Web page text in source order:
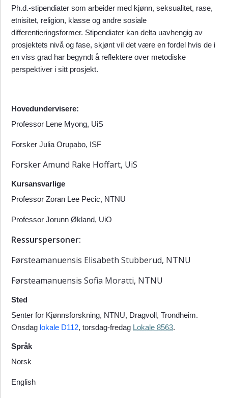
Ph.d.-stipendiater som arbeider med kjønn, seksualitet, rase,
etnisitet, religion, klasse og andre sosiale
differentieringsformer. Stipendiater kan delta uavhengig av
prosjektets nivå og fase, skjønt vil det være en fordel hvis de i
en viss grad har begyndt å reflektere over metodiske
perspektiver i sitt prosjekt.
Hovedundervisere:
Professor Lene Myong, UiS
Forsker Julia Orupabo, ISF
Forsker Amund Rake Hoffart, UiS
Kursansvarlige
Professor Zoran Lee Pecic, NTNU
Professor Jorunn Økland, UiO
Ressurspersoner:
Førsteamanuensis Elisabeth Stubberud, NTNU
Førsteamanuensis Sofia Moratti, NTNU
Sted
Senter for Kjønnsforskning, NTNU, Dragvoll, Trondheim.
Onsdag lokale D112, torsdag-fredag Lokale 8563.
Språk
Norsk
English